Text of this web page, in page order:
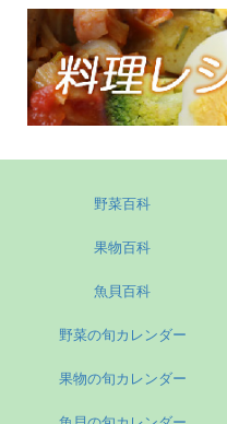
野菜百科
果物百科
魚貝百科
野菜の旬カレンダー
果物の旬カレンダー